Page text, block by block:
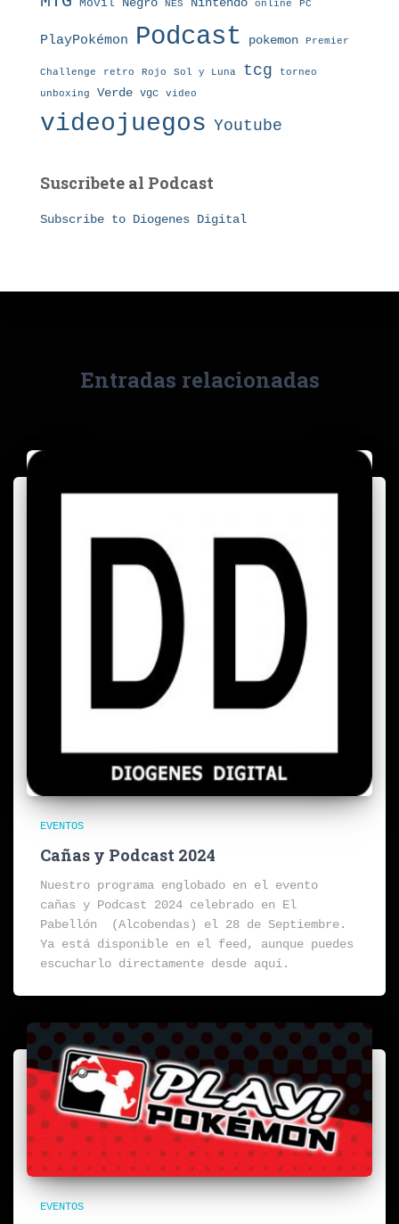
Móvil Negro NES online PC
PlayPokémon Podcast pokemon Premier
Challenge retro Rojo Sol y Luna tcg torneo
unboxing Verde vgc video
videojuegos Youtube
Suscribete al Podcast
Subscribe to Diogenes Digital
Entradas relacionadas
EVENTOS
Cañas y Podcast 2024
Nuestro programa englobado en el evento
cañas y Podcast 2024 celebrado en El
Pabellón (Alcobendas) el 28 de Septiembre.
Ya está disponible en el feed, aunque puedes
escucharlo directamente desde aquí.
EVENTOS